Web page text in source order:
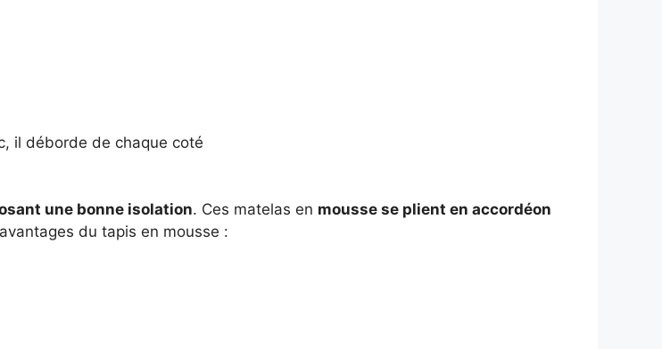
il déborde de chaque coté
une bonne isolation. Ces matelas en mousse se plient en accordéon
du tapis en mousse :